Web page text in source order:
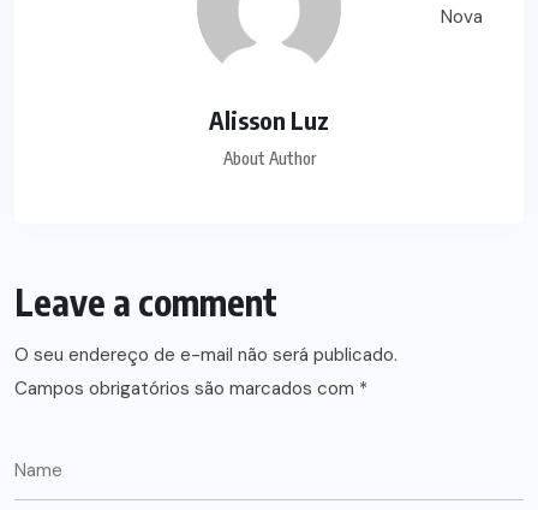
Alisson Luz
About Author
Leave a comment
O seu endereço de e-mail não será publicado.
Campos obrigatórios são marcados com *